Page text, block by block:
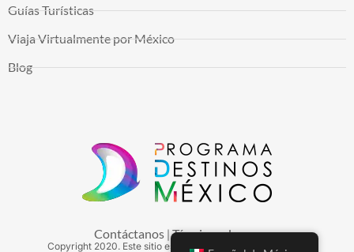
Guías Turísticas
Viaja Virtualmente por México
Blog
Contáctanos |Términos de uso
Copyright 2020. Este sitio es mantenido por Arduinna, S.A.